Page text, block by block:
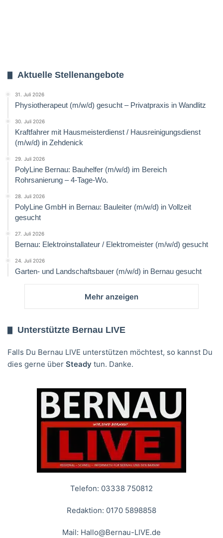
Aktuelle Stellenangebote
31. Juli 2026
Physiotherapeut (m/w/d) gesucht – Privatpraxis in Wandlitz
30. Juli 2026
Kraftfahrer mit Hausmeisterdienst / Hausreinigungsdienst
(m/w/d) in Zehdenick
29. Juli 2026
PolyLine Bernau: Bauhelfer (m/w/d) im Bereich
Rohrsanierung – 4-Tage-Wo.
28. Juli 2026
PolyLine GmbH in Bernau: Bauleiter (m/w/d) in Vollzeit
gesucht
27. Juli 2026
Bernau: Elektroinstallateur / Elektromeister (m/w/d) gesucht
24. Juli 2026
Garten- und Landschaftsbauer (m/w/d) in Bernau gesucht
Mehr anzeigen
Unterstützte Bernau LIVE
Falls Du Bernau LIVE unterstützen möchtest, so kannst Du
dies gerne über Steady tun. Danke.
Telefon: 03338 750812
Redaktion: 0170 5898858
Mail: Hallo@Bernau-LIVE.de